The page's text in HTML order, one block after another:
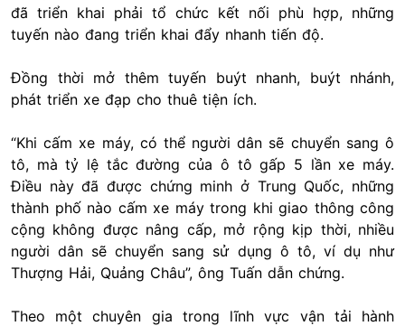
đã triển khai phải tổ chức kết nối phù hợp, những
tuyến nào đang triển khai đẩy nhanh tiến độ.
Đồng thời mở thêm tuyến buýt nhanh, buýt nhánh,
phát triển xe đạp cho thuê tiện ích.
“Khi cấm xe máy, có thể người dân sẽ chuyển sang ô
tô, mà tỷ lệ tắc đường của ô tô gấp 5 lần xe máy.
Điều này đã được chứng minh ở Trung Quốc, những
thành phố nào cấm xe máy trong khi giao thông công
cộng không được nâng cấp, mở rộng kịp thời, nhiều
người dân sẽ chuyển sang sử dụng ô tô, ví dụ như
Thượng Hải, Quảng Châu”, ông Tuấn dẫn chứng.
Theo một chuyên gia trong lĩnh vực vận tải hành